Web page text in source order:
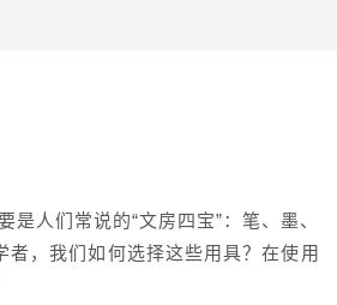
是人们常说的“文房四宝”：笔、墨、
者，我们如何选择这些用具？在使用